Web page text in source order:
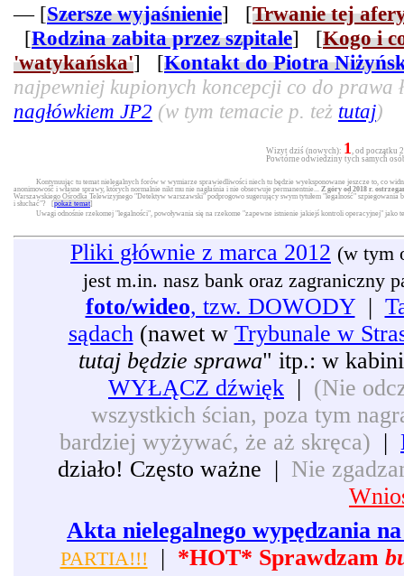
— [Szersze wyjaśnienie] [Trwanie tej
[Rodzina zabita przez szpitale] [Kogo i
'watykańska'] [Kontakt do Piotra
najpewniej kupionych koncepcji co do
nagłówkiem JP2 (w tym temacie p. też tutaj)
Wizyt dziś (nowych): 1, od początku
Powtórne odwiedziny tych samych
Kontynuując tu temat nielegalnych forów w wymiarze sprawiedliwości niech tu będzie wyeksponowane jeszcze to, co
anonimowość i własne sprawy, których normalnie nikt mu nie nagłaśnia i nie obserwuje permanentnie... Z góry od 2018 r.
Warszawskiego Ośrodka Telewizyjnego "Detektyw warszawski" podprogowo sugerujący swym tytułem "legalność"
i słuchać"? [pokaż temat]
Uwagi odnośnie rzekomej "legalności", powoływania się na rzekome "zapewne istnienie jakiejś kontroli operacyjnej" jako
Pliki głównie z marca 2012 (w tym
jest m.in. nasz bank oraz zagraniczny
foto/wideo, tzw. DOWODY|
sądach(nawet w Trybunale w
tutaj będzie sprawa" itp.: w
WYŁĄCZ dźwięk | (Nie
wszystkich ścian, poza tym
bardziej wyżywać, że aż skręca) |
działo! Często ważne | Nie
Akta nielegalnego wypędzania
PARTIA!!! | *HOT* Sprawdzam